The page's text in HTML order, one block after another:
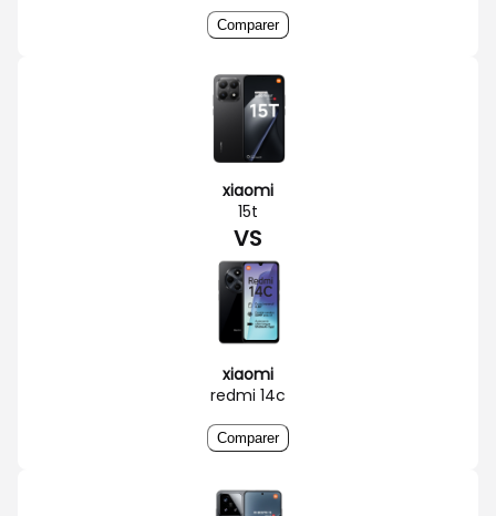
Comparer
xiaomi
15t
VS
xiaomi
redmi 14c
Comparer